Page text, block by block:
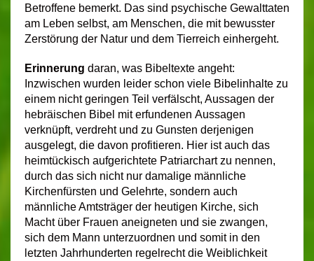
Betroffene bemerkt. Das sind psychische Gewalttaten
am Leben selbst, am Menschen, die mit bewusster
Zerstörung der Natur und dem Tierreich einhergeht.
Erinnerung daran, was Bibeltexte angeht:
Inzwischen wurden leider schon viele Bibelinhalte zu
einem nicht geringen Teil verfälscht, Aussagen der
hebräischen Bibel mit erfundenen Aussagen
verknüpft, verdreht und zu Gunsten derjenigen
ausgelegt, die davon profitieren. Hier ist auch das
heimtückisch aufgerichtete Patriarchart zu nennen,
durch das sich nicht nur damalige männliche
Kirchenfürsten und Gelehrte, sondern auch
männliche Amtsträger der heutigen Kirche, sich
Macht über Frauen aneigneten und sie zwangen,
sich dem Mann unterzuordnen und somit in den
letzten Jahrhunderten regelrecht die Weiblichkeit